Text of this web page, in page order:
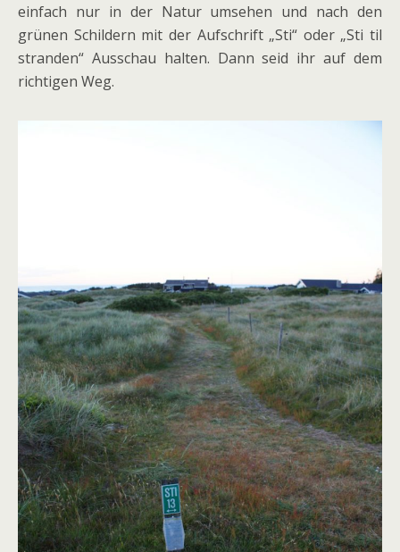
einfach nur in der Natur umsehen und nach den
grünen Schildern mit der Aufschrift „Sti“ oder „Sti til
stranden“ Ausschau halten. Dann seid ihr auf dem
richtigen Weg.